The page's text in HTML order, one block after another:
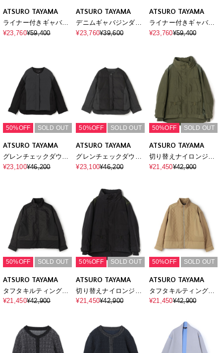
ATSURO TAYAMA
ライナー付きギャバモ
ッズコート
¥23,760¥59,400
ATSURO TAYAMA
デニムギャバジンダブ
ルジャケット
¥23,760¥39,600
ATSURO TAYAMA
ライナー付きギャバモ
ッズコート
¥23,760¥59,400
50%OFF SOLD OUT
ATSURO TAYAMA
グレンチェックダウン
ジャケット
¥23,100¥46,200
50%OFF SOLD OUT
ATSURO TAYAMA
グレンチェックダウン
ジャケット
¥23,100¥46,200
50%OFF SOLD OUT
ATSURO TAYAMA
切り替えナイロンジャ
ケット
¥21,450¥42,900
50%OFF SOLD OUT
ATSURO TAYAMA
タフタキルティングブ
ルゾン
¥21,450¥42,900
50%OFF SOLD OUT
ATSURO TAYAMA
切り替えナイロンジャ
ケット
¥21,450¥42,900
50%OFF SOLD OUT
ATSURO TAYAMA
タフタキルティングブ
ルゾン
¥21,450¥42,900